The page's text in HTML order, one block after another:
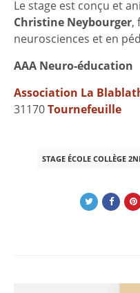
Le stage est conçu et
Christine Neybourger,
neurosciences et en
AAA Neuro-éducation
Association La
31170Tournefeuille
STAGE ÉCOLE COLLÈGE